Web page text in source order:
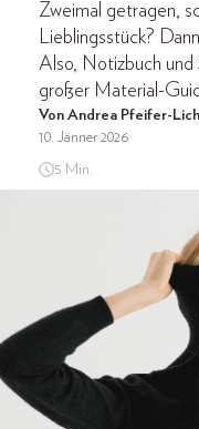
Zweimal getragen,
Lieblingsstück?
Also, Notizbuch und
großer Material-
Von Andrea Pfeifer-
10. Jänner 2026
5 Min.